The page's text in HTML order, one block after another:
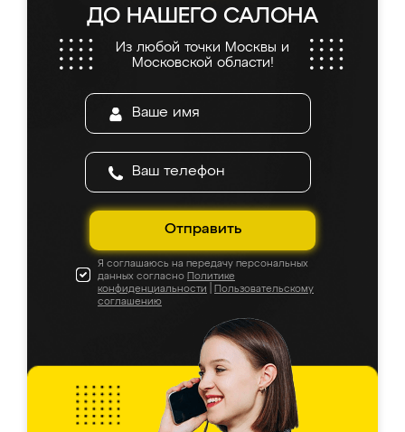
ДО НАШЕГО САЛОНА
Из любой точки Москвы и
Московской области!
Отправить
Я соглашаюсь на передачу персональных
данных согласно Политике
конфиденциальности
Пользовательскому
соглашению